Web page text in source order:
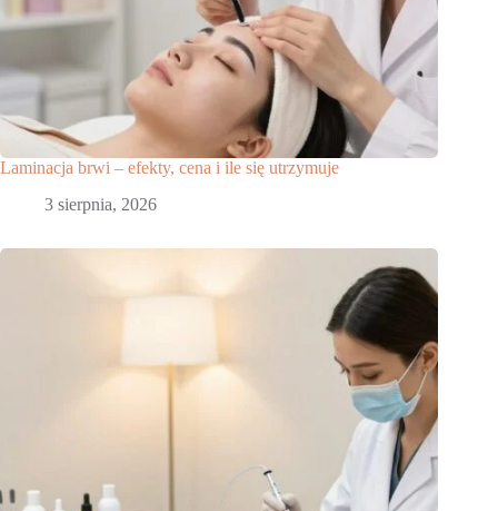
Laminacja brwi – efekty, cena i ile się utrzymuje
3 sierpnia, 2026